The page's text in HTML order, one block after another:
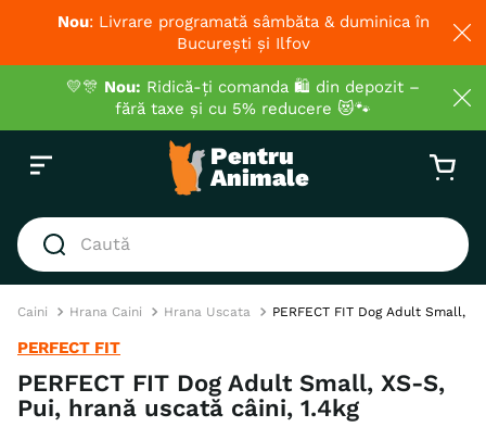
Nou: Livrare programată sâmbăta & duminica în
București și Ilfov
💛🎊 Nou: Ridică-ți comanda 🛍️ din depozit –
fără taxe și cu 5% reducere 😻🐾
Caută
3.
hrana uscata pisici
Caini Hrana Caini Hrana Uscata PERFECT FIT Dog Adult Small,
PERFECT FIT
PERFECT FIT Dog Adult Small, XS-S,
Pui, hrană uscată câini, 1.4kg